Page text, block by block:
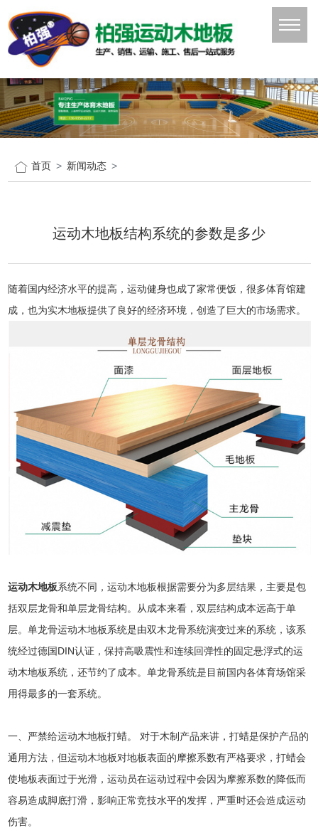
首页 新闻动态
运动木地板结构系统的参数是多少
随着国内经济水平的提高，运动健身也成了家常便饭，很多体育馆建
成，也为实木地板提供了良好的经济环境，创造了巨大的市场需求。
运动木地板系统不同，运动木地板根据需要分为多层结果，主要是包
括双层龙骨和单层龙骨结构。从成本来看，双层结构成本远高于单
层。单龙骨运动木地板系统是由双木龙骨系统演变过来的系统，该系
统经过德国DIN认证，保持高吸震性和连续回弹性的固定悬浮式的运
动木地板系统，还节约了成本。单龙骨系统是目前国内各体育场馆采
用得最多的一套系统。
一、严禁给运动木地板打蜡。 对于木制产品来讲，打蜡是保护产品的
通用方法，但运动木地板对地板表面的摩擦系数有严格要求，打蜡会
使地板表面过于光滑，运动员在运动过程中会因为摩擦系数的降低而
容易造成脚底打滑，影响正常竞技水平的发挥，严重时还会造成运动
伤害。